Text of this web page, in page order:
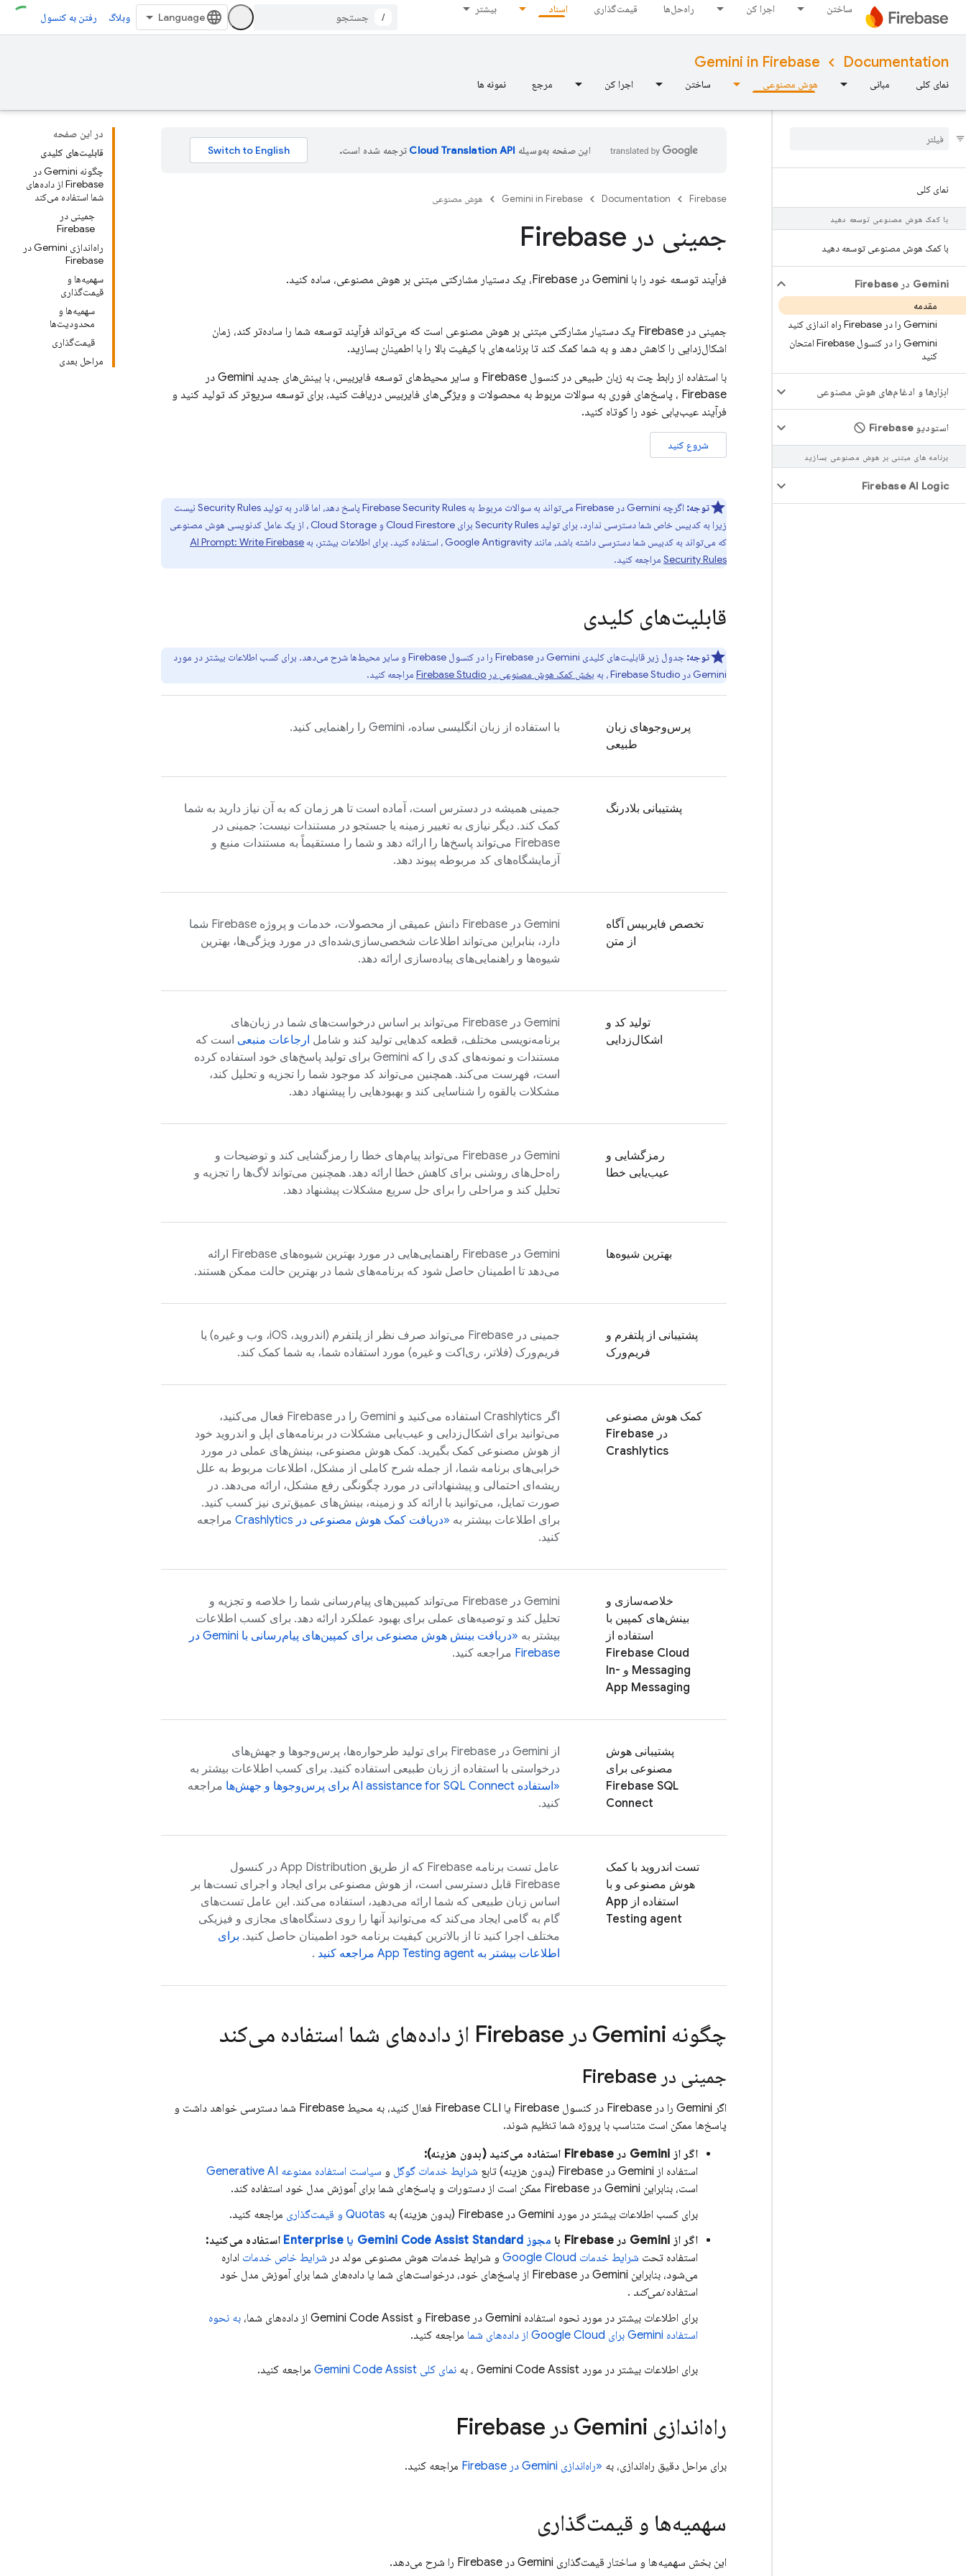
ساختن اجرا کن راه‌حل‌ها قیمت‌گذاری اسناد بیشتر
/ وبلاگ رفتن به کنسول
Documentation
Gemini in Firebase
نمای کلی مبانی هوش مصنوعی ساختن اجرا کن مرجع نمونه ها
نمای کلی
با کمک هوش مصنوعی توسعه دهید
با کمک هوش مصنوعی توسعه دهید
Gemini در Firebase
مقدمه
Gemini را در Firebase راه اندازی کنید
Gemini را در کنسول Firebase امتحان
کنید
ابزارها و ادغام‌های هوش مصنوعی
استودیو Firebase
برنامه های مبتنی بر هوش مصنوعی بسازید
Firebase AI Logic
در این صفحه
قابلیت‌های کلیدی
چگونه Gemini در
Firebase از داده‌های
شما استفاده می‌کند
جمینی در
Firebase
راه‌اندازی Gemini در
Firebase
سهمیه‌ها و
قیمت‌گذاری
سهمیه‌ها و
محدودیت‌ها
قیمت‌گذاری
مراحل بعدی
این صفحه به‌وسیله ترجمه شده است.
Firebase
Documentation
Gemini in Firebase هوش مصنوعی
جمینی در Firebase
فرآیند توسعه خود را با Gemini در Firebase، یک دستیار مشارکتی مبتنی بر هوش مصنوعی، ساده کنید.
جمینی در Firebase یک دستیار مشارکتی مبتنی بر هوش مصنوعی است که می‌تواند فرآیند توسعه شما را ساده‌تر کند، زمان
اشکال‌زدایی را کاهش دهد و به شما کمک کند تا برنامه‌های با کیفیت بالا را با اطمینان بسازید.
با استفاده از رابط چت به زبان طبیعی در کنسول Firebase و سایر محیط‌های توسعه فایربیس، با بینش‌های جدید Gemini در
Firebase ، پاسخ‌های فوری به سوالات مربوط به محصولات و ویژگی‌های فایربیس دریافت کنید، برای توسعه سریع‌تر کد تولید کنید و
فرآیند عیب‌یابی خود را کوتاه کنید.
شروع کنید
توجه: اگرچه Gemini در Firebase می‌تواند به سوالات مربوط بهFirebase Security Rules پاسخ دهد، اما قادر به تولیدSecurity Rules نیست
زیرا به کدبیس خاص شما دسترسی ندارد. برای تولید Security Rules برای Cloud Firestore و Cloud Storage ، از یک عامل کدنویسی هوش مصنوعی
که می‌تواند به کدبیس شما دسترسی داشته باشد، مانند Google Antigravity ، استفاده کنید. برای اطلاعات بیشتر، به AI Prompt: WriteFirebase
Security Rules مراجعه کنید.
قابلیت‌های کلیدی
توجه: جدول زیر قابلیت‌های کلیدی Gemini در Firebase را در کنسولFirebase و سایر محیط‌ها شرح می‌دهد. برای کسب اطلاعات بیشتر در مورد
Gemini در Firebase Studio، به بخش کمک هوش مصنوعی در Firebase Studio مراجعه کنید.
پرس‌وجوهای زبان
طبیعی
با استفاده از زبان انگلیسی ساده، Gemini را راهنمایی کنید.
پشتیبانی بلادرنگ
جمینی همیشه در دسترس است، آماده است تا هر زمان که به آن نیاز دارید به شما
کمک کند. دیگر نیازی به تغییر زمینه یا جستجو در مستندات نیست: جمینی در
Firebase می‌تواند پاسخ‌ها را ارائه دهد و شما را مستقیماً به مستندات منبع و
آزمایشگاه‌های کد مربوطه پیوند دهد.
تخصص فایربیس آگاه
از متن
Gemini در Firebase
دانش عمیقی از محصولات، خدمات و پروژه Firebase شما
دارد، بنابراین می‌تواند اطلاعات شخصی‌سازی‌شده‌ای در مورد ویژگی‌ها، بهترین
شیوه‌ها و راهنمایی‌های پیاده‌سازی ارائه دهد.
تولید کد و
اشکال‌زدایی
Gemini در Firebase می‌تواند بر اساس درخواست‌های شما در زبان‌های
برنامه‌نویسی مختلف، قطعه کدهایی تولید کند و شامل ارجاعات منبعی است که
مستندات و نمونه‌های کدی را که Gemini برای تولید پاسخ‌های خود استفاده کرده
است، فهرست می‌کند. همچنین می‌تواند کد موجود شما را تجزیه و تحلیل کند،
مشکلات بالقوه را شناسایی کند و بهبودهایی را پیشنهاد دهد.
رمزگشایی و
عیب‌یابی خطا
Gemini در Firebase می‌تواند پیام‌های خطا را رمزگشایی کند و توضیحات و
راه‌حل‌های روشنی برای کاهش خطا ارائه دهد. همچنین می‌تواند لاگ‌ها را تجزیه و
تحلیل کند و مراحلی را برای حل سریع مشکلات پیشنهاد دهد.
بهترین شیوه‌ها Gemini در Firebase
راهنمایی‌هایی در مورد بهترین شیوه‌های Firebase ارائه
می‌دهد تا اطمینان حاصل شود که برنامه‌های شما در بهترین حالت ممکن هستند.
پشتیبانی از پلتفرم و
فریم‌ورک
جمینی در Firebase
می‌تواند صرف نظر از پلتفرم (اندروید، iOS، وب و غیره) یا
فریم‌ورک (فلاتر، ری‌اکت و غیره) مورد استفاده شما، به شما کمک کند.
کمک هوش مصنوعی
در Firebase
Crashlytics
اگر Crashlytics استفاده می‌کنید و Gemini را در Firebase فعال می‌کنید،
می‌توانید برای اشکال‌زدایی و عیب‌یابی مشکلات در برنامه‌های اپل و اندروید خود
از هوش مصنوعی کمک بگیرید. کمک هوش مصنوعی، بینش‌های عملی در مورد
خرابی‌های برنامه شما، از جمله شرح کاملی از مشکل، اطلاعات مربوط به علل
ریشه‌ای احتمالی و پیشنهاداتی در مورد چگونگی رفع مشکل، ارائه می‌دهد. در
صورت تمایل، می‌توانید با ارائه کد و زمینه، بینش‌های عمیق‌تری نیز کسب کنید.
برای اطلاعات بیشتر به «دریافت کمک هوش مصنوعی در Crashlytics مراجعه
کنید.
خلاصه‌سازی و
بینش‌های کمپین با
استفاده از
Firebase Cloud
Messaging و In-
App Messaging
Gemini در Firebase می‌تواند کمپین‌های پیام‌رسانی شما را خلاصه و تجزیه و
تحلیل کند و توصیه‌های عملی برای بهبود عملکرد ارائه دهد. برای کسب اطلاعات
بیشتر به «دریافت بینش هوش مصنوعی برای کمپین‌های پیام‌رسانی با Gemini در
Firebase مراجعه کنید.
پشتیبانی هوش
مصنوعی برای
Firebase SQL
Connect
از Gemini در Firebase برای تولید طرحواره‌ها، پرس‌وجوها و جهش‌های
درخواستی با استفاده از زبان طبیعی استفاده کنید. برای کسب اطلاعات بیشتر به
«استفاده
AI assistance for SQL Connect برای پرس‌وجوها و جهش‌ها مراجعه
کنید.
تست اندروید با کمک
هوش مصنوعی و با
استفاده از App
Testing agent
عامل تست برنامه Firebase که از طریق App Distribution در کنسول
Firebase قابل دسترسی است، از هوش مصنوعی برای ایجاد و اجرای تست‌ها بر
اساس زبان طبیعی که شما ارائه می‌دهید، استفاده می‌کند. این عامل تست‌های
گام به گامی ایجاد می‌کند که می‌توانید آنها را روی دستگاه‌های مجازی و فیزیکی
مختلف اجرا کنید تا از بالاترین کیفیت برنامه خود اطمینان حاصل کنید. برای
اطلاعات بیشتر به App Testing agent مراجعه کنید
.
چگونه Gemini در Firebase از داده‌های شما استفاده می‌کند
جمینی در Firebase
اگر Gemini را در Firebase در کنسول Firebase یا Firebase
CLI فعال کنید، به محیط Firebase شما دسترسی خواهد داشت و
پاسخ‌ها ممکن است متناسب با پروژه شما تنظیم شوند.
اگر از Gemini در
Firebase استفاده می‌کنید (بدون هزینه):
استفاده از Gemini در
Firebase (بدون هزینه) تابع شرایط خدمات گوگل و سیاست استفاده ممنوعه Generative AI
است، بنابراین Gemini در
Firebase ممکن است از دستورات و پاسخ‌های شما برای آموزش مدل خود استفاده کند.
برای کسب اطلاعات بیشتر در مورد Gemini در
Firebase (بدون هزینه) به Quotas و قیمت‌گذاری
مراجعه کنید.
اگر از Gemini در
Firebase با مجوز Gemini Code Assist Standard یا Enterprise
استفاده می‌کنید:
استفاده تحت شرایط خدمات Google Cloud و شرایط خدمات هوش مصنوعی مولد در شرایط خاص خدمات اداره
می‌شود، بنابراین Gemini در
Firebase از پاسخ‌های خود، درخواست‌های شما یا داده‌های شما برای آموزش مدل خود
استفادهنمی‌کند .
برای اطلاعات بیشتر در مورد نحوه استفاده Gemini در
Firebase و Gemini Code Assist از داده‌های شما، به نحوه
استفاده Gemini برای Google Cloud از داده‌های شما مراجعه کنید.
برای اطلاعات بیشتر در مورد Gemini Code Assist ، به نمای کلی Gemini Code Assist مراجعه کنید.
راه‌اندازی Gemini در Firebase
برای مراحل دقیق راه‌اندازی، به «راه‌اندازی Gemini در Firebase مراجعه کنید.
سهمیه‌ها و قیمت‌گذاری
این بخش سهمیه‌ها و ساختار قیمت‌گذاری Gemini در Firebase را شرح می‌دهد.